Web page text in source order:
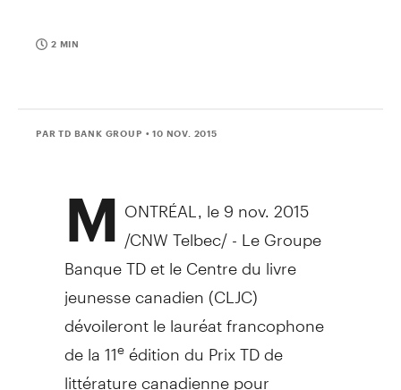
2 MIN
PAR TD BANK GROUP • 10 NOV. 2015
M ONTRÉAL, le9 nov. 2015
/CNW Telbec/ - Le Groupe
Banque TD et le Centre du livre
jeunesse canadien (CLJC)
dévoileront le lauréat francophone
de la 11eédition du Prix TD de
littérature canadienne pour